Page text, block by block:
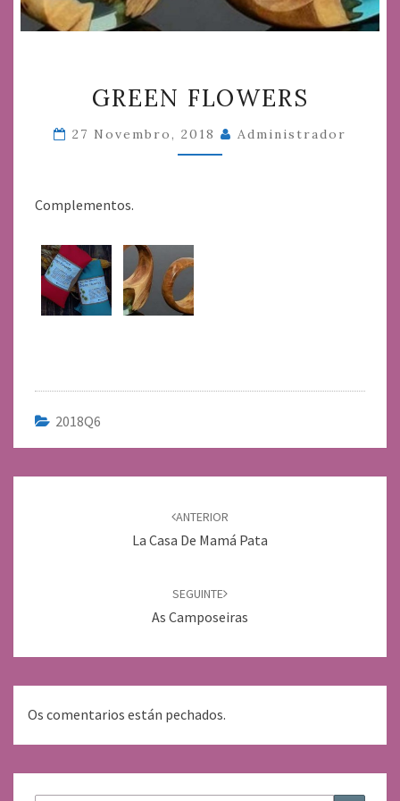
FLOWERS
GREEN FLOWERS
27 Novembro, 2018 Administrador
Complementos.
2018Q6
ANTERIOR
La Casa De Mamá Pata
SEGUINTE
As Camposeiras
Os comentarios están pechados.